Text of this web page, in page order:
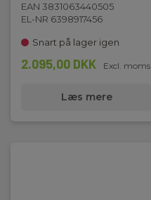
EAN 3831063440505
EL-NR 6398917456
Snart på lager igen
2.095,00 DKK Excl. moms
Læs mere